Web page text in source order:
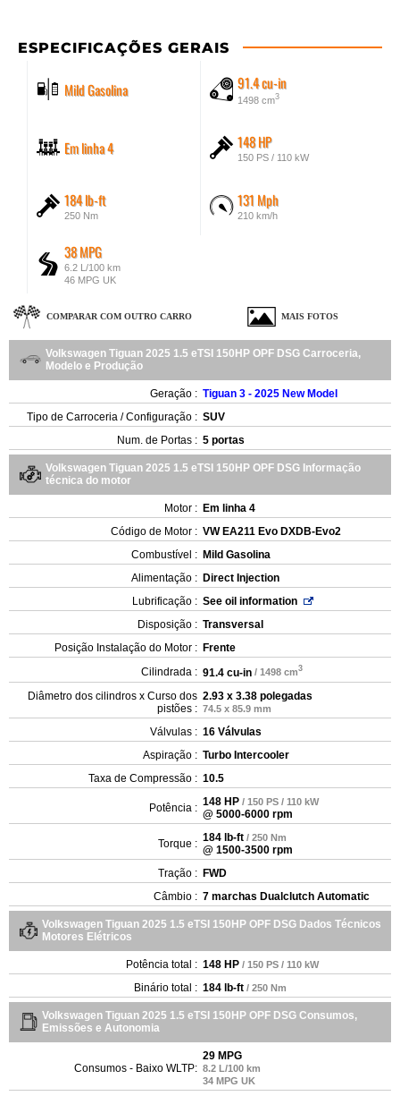
ESPECIFICAÇÕES GERAIS
Mild Gasolina 91.4 cu-in
1498 cm3
Em linha 4 148 HP
150 PS / 110 kW
184 lb-ft
250 Nm
131 Mph
210 km/h
38 MPG
6.2 L/100 km
46 MPG UK
COMPARAR COM OUTRO CARRO MAIS FOTOS
Volkswagen Tiguan 2025 1.5 eTSI 150HP OPF DSG Carroceria,
Modelo e Produção
Geração : Tiguan 3 - 2025 New Model
Tipo de Carroceria / Configuração : SUV
Num. de Portas : 5 portas
Volkswagen Tiguan 2025 1.5 eTSI 150HP OPF DSG Informação
técnica do motor
Motor : Em linha 4
Código de Motor : VW EA211 Evo DXDB-Evo2
Combustível : Mild Gasolina
Alimentação : Direct Injection
Lubrificação : See oil information
Disposição : Transversal
Posição Instalação do Motor : Frente
Cilindrada : 91.4 cu-in / 1498 cm3
Diâmetro dos cilindros x Curso dos
pistões :
2.93 x 3.38 polegadas
74.5 x 85.9 mm
Válvulas : 16 Válvulas
Aspiração : Turbo Intercooler
Taxa de Compressão : 10.5
Potência : 148 HP / 150 PS / 110 kW
@ 5000-6000 rpm
Torque : 184 lb-ft / 250 Nm
@ 1500-3500 rpm
Tração : FWD
Câmbio : 7 marchas Dualclutch Automatic
Volkswagen Tiguan 2025 1.5 eTSI 150HP OPF DSG Dados Técnicos
Motores Elétricos
Potência total : 148 HP / 150 PS / 110 kW
Binário total : 184 lb-ft / 250 Nm
Volkswagen Tiguan 2025 1.5 eTSI 150HP OPF DSG Consumos,
Emissões e Autonomia
Consumos - Baixo WLTP:
29 MPG
8.2 L/100 km
34 MPG UK